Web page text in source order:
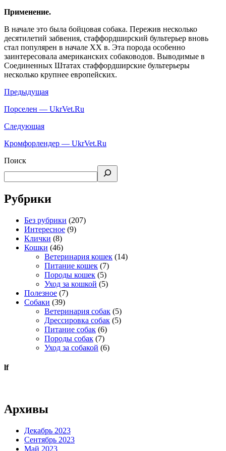
Применение.
В начале это была бойцовая собака. Пережив несколько
десятилетий забвения, стаффордширский бультерьер вновь
стал популярен в начале XX в. Эта порода особенно
заинтересовала американских собаководов. Выводимые в
Соединенных Штатах стаффордширские бультерьеры
несколько крупнее европейских.
Предыдущая
Порселен — UkrVet.Ru
Следующая
Кромфорлендер — UkrVet.Ru
Поиск
Рубрики
Без рубрики (207)
Интересное (9)
Клички (8)
Кошки (46)
Ветеринария кошек (14)
Питание кошек (7)
Породы кошек (5)
Уход за кошкой (5)
Полезное (7)
Собаки (39)
Ветеринария собак (5)
Дрессировка собак (5)
Питание собак (6)
Породы собак (7)
Уход за собакой (6)
lf
Архивы
Декабрь 2023
Сентябрь 2023
Май 2023